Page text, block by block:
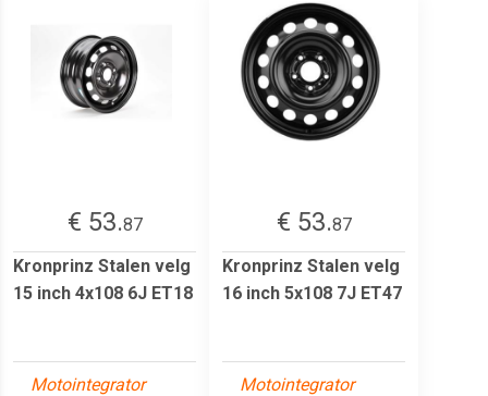
€ 53.87
Kronprinz Stalen velg
15 inch 4x108 6J ET18
Motointegrator
€ 53.87
Kronprinz Stalen velg
16 inch 5x108 7J ET47
Motointegrator